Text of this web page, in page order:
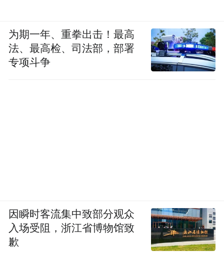
为期一年、重拳出击！最高
法、最高检、司法部，部署
专项斗争
因瞬时客流集中致部分观众
入场受阻，浙江省博物馆致
歉